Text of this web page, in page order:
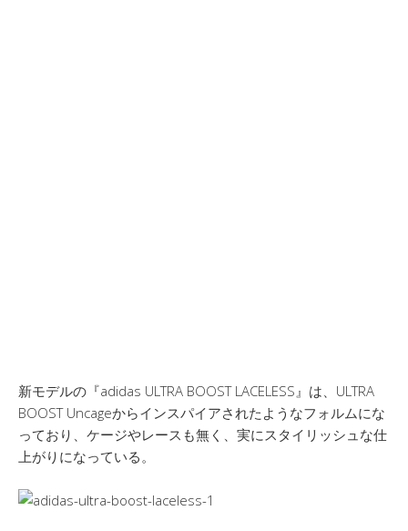
新モデルの『adidas ULTRA BOOST LACELESS』は、ULTRA
BOOST Uncageからインスパイアされたようなフォルムにな
っており、ケージやレースも無く、実にスタイリッシュな仕
上がりになっている。